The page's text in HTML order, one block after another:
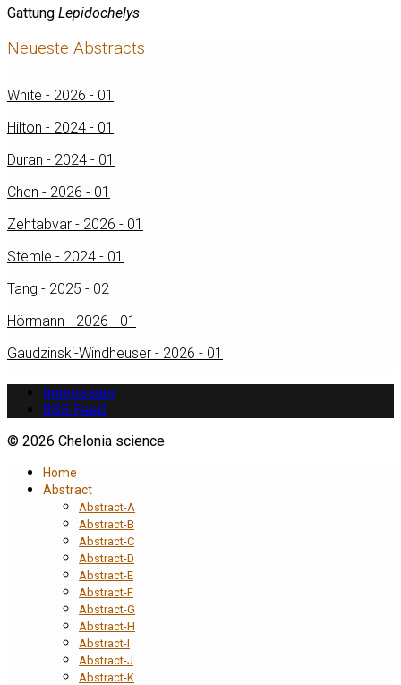
Gattung Lepidochelys
Neueste Abstracts
White - 2026 - 01
Hilton - 2024 - 01
Duran - 2024 - 01
Chen - 2026 - 01
Zehtabvar - 2026 - 01
Stemle - 2024 - 01
Tang - 2025 - 02
Hörmann - 2026 - 01
Gaudzinski-Windheuser - 2026 - 01
Impressum
RSS Feed
© 2026 Chelonia science
Home
Abstract
Abstract-A
Abstract-B
Abstract-C
Abstract-D
Abstract-E
Abstract-F
Abstract-G
Abstract-H
Abstract-I
Abstract-J
Abstract-K